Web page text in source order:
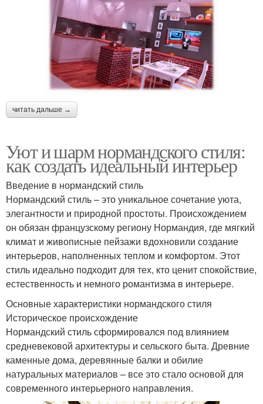
читать дальше →
Уют и шарм нормандского стиля:
как создать идеальный интерьер
Введение в нормандский стиль
Нормандский стиль – это уникальное сочетание уюта,
элегантности и природной простоты. Происхождением
он обязан французскому региону Нормандия, где мягкий
климат и живописные пейзажи вдохновили создание
интерьеров, наполненных теплом и комфортом. Этот
стиль идеально подходит для тех, кто ценит спокойствие,
естественность и немного романтизма в интерьере.
Основные характеристики нормандского стиля
Историческое происхождение
Нормандский стиль сформировался под влиянием
средневековой архитектуры и сельского быта. Древние
каменные дома, деревянные балки и обилие
натуральных материалов – все это стало основой для
современного интерьерного направления.